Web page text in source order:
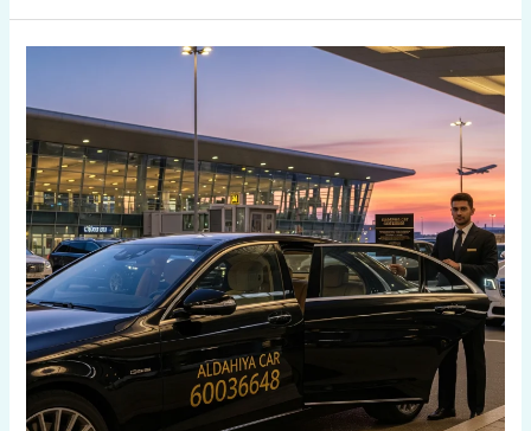
to
Kuwait
Airport
–
Call
60036648
–
Fast
&
Reliable
24/7